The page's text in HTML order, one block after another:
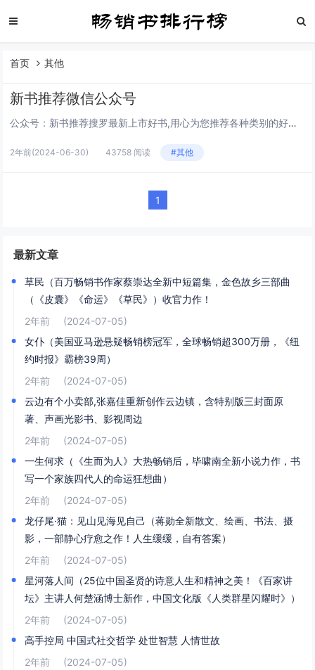
首页 其他
新书推荐微信公众号
公众号：新书推荐搜罗最新上市好书,用心为您推荐各种类别的好书并说明推荐理由,好书推荐、畅销书推荐、新书推荐、励志好书、文学经典、计算机大作、小说排行、世界名著、中文名著、互联网、电商等各种类别均均有涉及。请关注我们...
2年前(2024-06-30) 43758 阅读 #其他
1
最新文章
草民（百万畅销书作家蔡崇达全新中短篇集，金色故乡三部曲
（《皮囊》《命运》《草民》）收官力作！
2年前
(2024-07-05)
女仆（美国亚马逊悬疑畅销榜冠军，全球畅销超300万册，《纽
约时报》霸榜39周）
2年前
(2024-07-05)
云边有个小卖部,张嘉佳重新创作云边镇，含特别版三封面原
著、声画光影书、影视周边
2年前
(2024-07-05)
一生何求（《生而为人》大热畅销后，毕啸南全新小说力作，书
写一个家族四代人的命运狂想曲）
2年前
(2024-07-05)
龙仔尾·猫：见山见海见自己（蒋勋全新散文、绘画、书法、摄
影，一部静心疗愈之作！人生缓缓，自有答案）
2年前
(2024-07-05)
星河落人间（25位中国圣贤的诗意人生和精神之美！《百家讲
坛》主讲人何楚涵博士新作，中国文化版《人类群星闪耀时》）
2年前
(2024-07-05)
高手控局 中国式社交哲学 处世智慧 人情世故
2年前
(2024-07-05)